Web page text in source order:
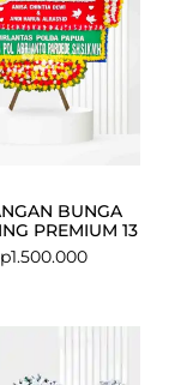
BUNGA
PREMIUM 13
1.500.000